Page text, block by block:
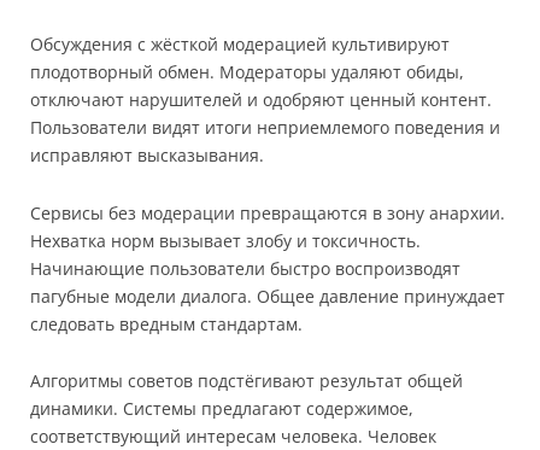
Обсуждения с жёсткой модерацией культивируют
плодотворный обмен. Модераторы удаляют обиды,
отключают нарушителей и одобряют ценный контент.
Пользователи видят итоги неприемлемого поведения и
исправляют высказывания.
Сервисы без модерации превращаются в зону анархии.
Нехватка норм вызывает злобу и токсичность.
Начинающие пользователи быстро воспроизводят
пагубные модели диалога. Общее давление принуждает
следовать вредным стандартам.
Алгоритмы советов подстёгивают результат общей
динамики. Системы предлагают содержимое,
соответствующий интересам человека. Человек